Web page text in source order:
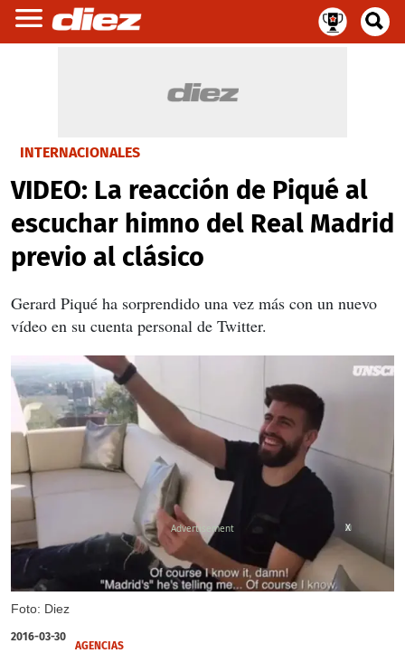
INTERNACIONALES
VIDEO: La reacción de Piqué al
escuchar himno del Real Madrid
previo al clásico
Gerard Piqué ha sorprendido una vez más con un nuevo
vídeo en su cuenta personal de Twitter.
Foto: Diez
X
2016-03-30
AGENCIAS